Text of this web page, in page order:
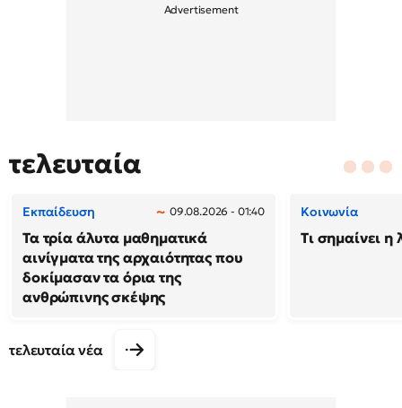
τελευταία
Εκπαίδευση 09.08.2026 - 01:40
Τα τρία άλυτα μαθηματικά
αινίγματα της αρχαιότητας που
δοκίμασαν τα όρια της
ανθρώπινης σκέψης
Κοινωνία
Τι σημαίνει η
τελευταία νέα